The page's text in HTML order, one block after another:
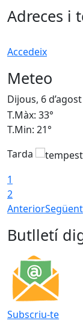
Adreces i
Accedeix
Meteo
Dijous, 6 d’agost
T.Màx: 33°
T.Min: 21°
Tarda
1
2
AnteriorSegüent
Butlletí
Subscriu-te